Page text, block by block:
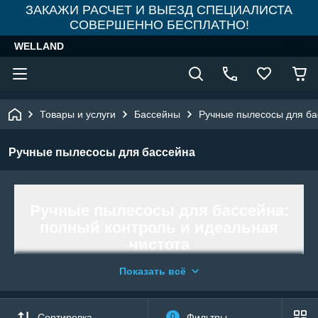
ЗАКАЖИ РАСЧЕТ И ВЫЕЗД СПЕЦИАЛИСТА
СОВЕРШЕННО БЕСПЛАТНО!
WELLAND
Товары и услуги Бассейны Ручные пылесосы для
Ручные пылесосы для бассейна
чистота
Ручной пылесос — это самый надежный
и стенки вашего бассейна в
безупречном состоянии. В интернет-
Показать всё